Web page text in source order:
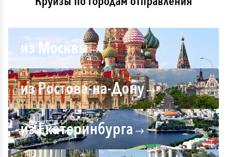
из Москвы
из Ростова-на-Дону
из Екатеринбурга